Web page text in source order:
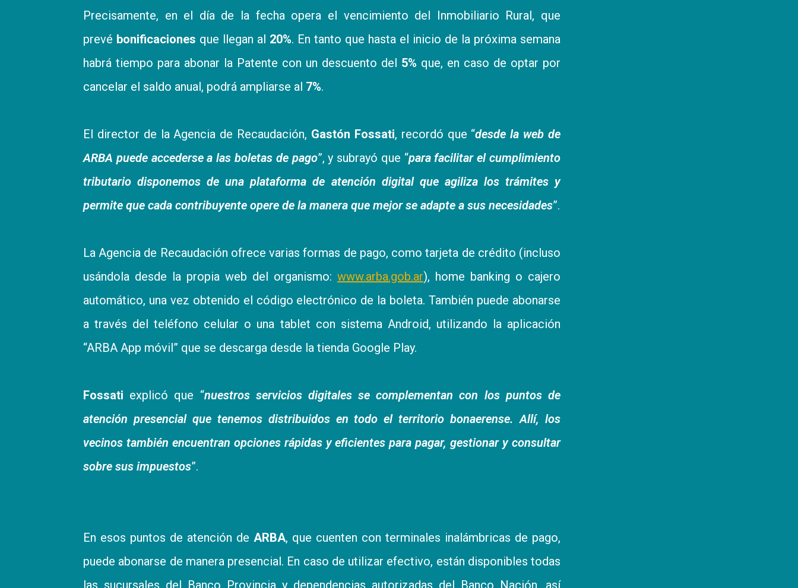
Precisamente, en el día de la fecha opera el vencimiento del Inmobiliario Rural, que
prevé bonificaciones que llegan al 20%. En tanto que hasta el inicio de la próxima semana
habrá tiempo para abonar la Patente con un descuento del 5% que, en caso de optar por
cancelar el saldo anual, podrá ampliarse al 7%.
El director de la Agencia de Recaudación, Gastón Fossati, recordó que “desde la web de
ARBA puede accederse a las boletas de pago”, y subrayó que “para facilitar el cumplimiento
tributario disponemos de una plataforma de atención digital que agiliza los trámites y
permite que cada contribuyente opere de la manera que mejor se adapte a sus necesidades”.
La Agencia de Recaudación ofrece varias formas de pago, como tarjeta de crédito (incluso
usándola desde la propia web del organismo: www.arba.gob.ar), home banking o cajero
automático, una vez obtenido el código electrónico de la boleta. También puede abonarse
a través del teléfono celular o una tablet con sistema Android, utilizando la aplicación
“ARBA App móvil” que se descarga desde la tienda Google Play.
Fossati explicó que “nuestros servicios digitales se complementan con los puntos de
atención presencial que tenemos distribuidos en todo el territorio bonaerense. Allí, los
vecinos también encuentran opciones rápidas y eficientes para pagar, gestionar y consultar
sobre sus impuestos”.
En esos puntos de atención de ARBA, que cuenten con terminales inalámbricas de pago,
puede abonarse de manera presencial. En caso de utilizar efectivo, están disponibles todas
las sucursales del Banco Provincia y dependencias autorizadas del Banco Nación, así